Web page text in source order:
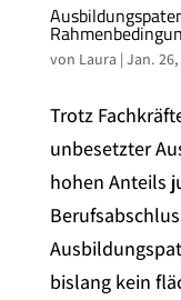
von Laura | Jan.
Trotz
unbesetzter
hohen Anteils
bislang kein